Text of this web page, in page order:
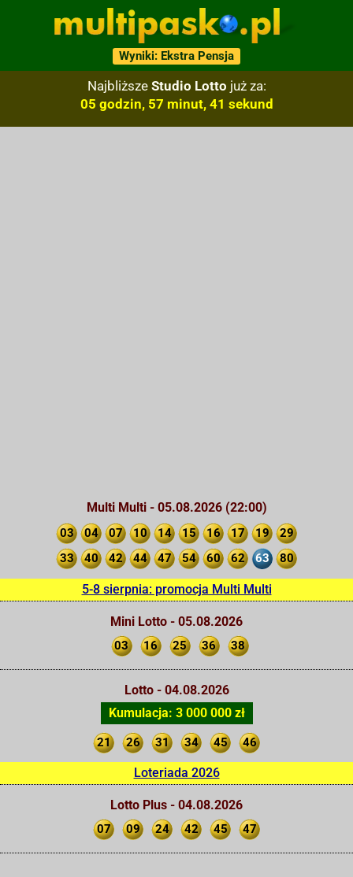
Wyniki: Ekstra Pensja
Najbliższe Studio Lotto już za:
05 godzin, 57 minut, 40 sekund
Multi Multi - 05.08.2026 (22:00)
03 04 07 10 14 15 16 17 19
29
33
40 42 44 47 54 60 62 63 80
5-8 sierpnia: promocja Multi Multi
Mini Lotto - 05.08.2026
03 16 25 36 38
Lotto - 04.08.2026
Kumulacja: 3 000 000 zł
21 26 31 34 45 46
Loteriada 2026
Lotto Plus - 04.08.2026
07 09 24 42 45 47